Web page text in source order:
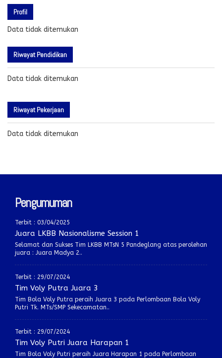
Profil
Data tidak ditemukan
Riwayat Pendidikan
Data tidak ditemukan
Riwayat Pekerjaan
Data tidak ditemukan
Pengumuman
Terbit : 03/04/2025
Juara LKBB Nasionalisme Session 1
Selamat dan Sukses Tim LKBB MTsN 5 Pandeglang atas perolehan
juara : Juara Madya 2..
Terbit : 29/07/2024
Tim Voly Putra Juara 3
Tim Bola Voly Putra peraih Juara 3 pada Perlombaan Bola Voly
Putri Tk. MTs/SMP Sekecamatan..
Terbit : 29/07/2024
Tim Voly Putri Juara Harapan 1
Tim Bola Voly Putri peraih Juara Harapan 1 pada Perlombaan